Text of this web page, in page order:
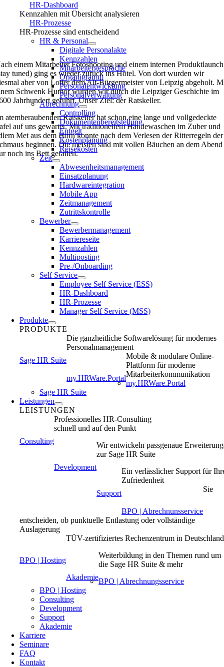
HR-Dashboard
Kennzahlen mit Übersicht analysieren
HR-Prozesse
HR-Prozesse sind entscheidend
HR & Personal
Digitale Personalakte
Kennzahlen
Mitarbeitergespräche
Organigramm
Personalentwicklung
Personalverwaltung
Abrechnung
Controlling
Dokumentenbereitstellung
Entgelt
Kostenplanung
Reisekosten
Zeit
Abwesenheitsmanagement
Einsatzplanung
Hardwareintegration
Mobile App
Zeitmanagement
Zutrittskontrolle
Bewerber
Bewerbermanagement
Karriereseite
Kennzahlen
Multiposting
Pre-/Onboarding
Self Service
Employee Self Service (ESS)
HR-Dashboard
HR-Prozesse
Manager Self Service (MSS)
Produkte
PRODUKTE
Sage HR Suite
Die ganzheitliche Softwarelösung für modernes
Personalmanagement
my.HRWare.Portal
Mobile & modulare Online-
Plattform für moderne
Mitarbeiterkommunikation
my.HRWare.Portal
Sage HR Suite
Leistungen
LEISTUNGEN
Consulting
Professionelles HR-Consulting
schnell und auf den Punkt
Development
Wir entwickeln passgenaue
zur Sage HR Suite
Support
Ein verlässlicher Support für
Zufriedenheit
BPO | Abrechnunsservice
Sie
entscheiden, ob punktuelle Entlastung oder vollständige
Auslagerung
BPO | Hosting
TÜV-zertifiziertes Rechenzentrum in Deutschland
Akademie
Weiterbildung in den Themen rund um
die Sage HR Suite & mehr
BPO | Abrechnungsservice
BPO | Hosting
Consulting
Development
Support
Akademie
Karriere
Seminare
FAQ
Kontakt
einem Mitarbeiter Fotoshooting und einem internen Produktlaunch
tuned) ging es wieder zurück ins Hotel. Von dort wurden wir
aber von Lotter dem Alt-Bürgermeister von Leipzig abgeholt.
Schwenk Humor wurden wir durch die Leipziger Geschichte im
Jahrhundert geführt. Unser Ziel: der Ratskeller.
atemberaubenden Ratskeller hat schon eine lange und vollgedeckte
auf uns gewartet. Mit traditionellem Händewaschen im Zuber und
Met aus dem Horn konnte nach dem Verlesen der Ritterregeln der
beginnen. Die meisten sind mit vollen Bäuchen an dem Abend
noch ins Bett gefallen.